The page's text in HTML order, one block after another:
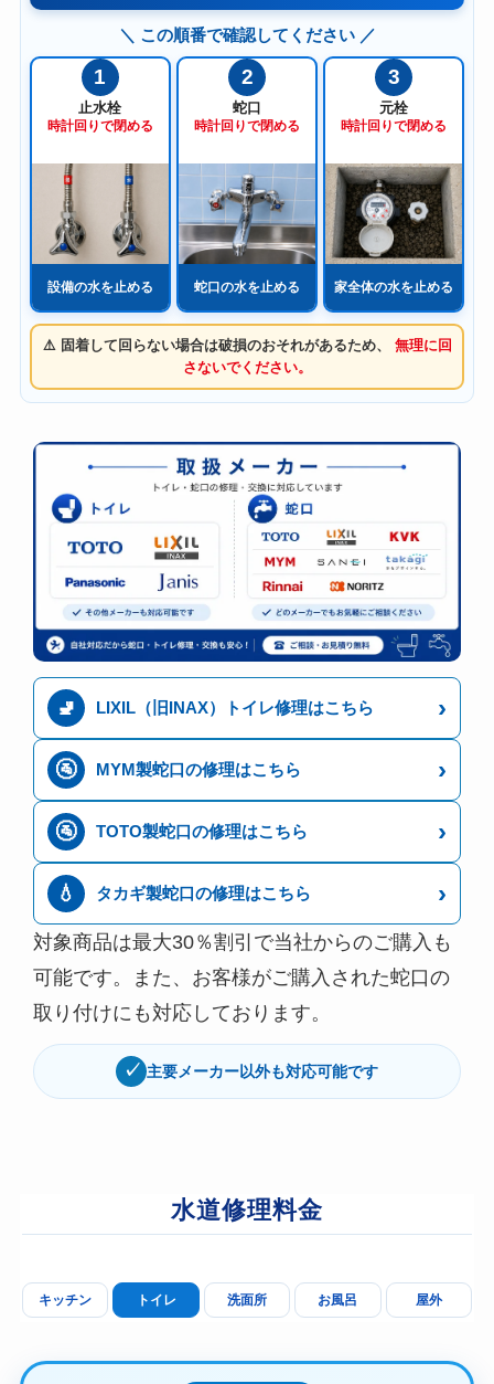
＼ この順番で確認してください ／
1
止水栓
時計回りで閉める
設備の水を止める
2
蛇口
時計回りで閉める
蛇口の水を止める
3
元栓
時計回りで閉める
家全体の水を止める
⚠️ 固着して回らない場合は破損のおそれがあるため、 無理に回
さないでください。
🚽 LIXIL（旧INAX）トイレ修理はこちら ›
🚰 MYM製蛇口の修理はこちら ›
🚰 TOTO製蛇口の修理はこちら ›
💧 タカギ製蛇口の修理はこちら ›
対象商品は最大30％割引で当社からのご購入も
可能です。また、お客様がご購入された蛇口の
取り付けにも対応しております。
✓ 主要メーカー以外も対応可能です
水道修理料金
キッチン トイレ 洗面所 お風呂 屋外